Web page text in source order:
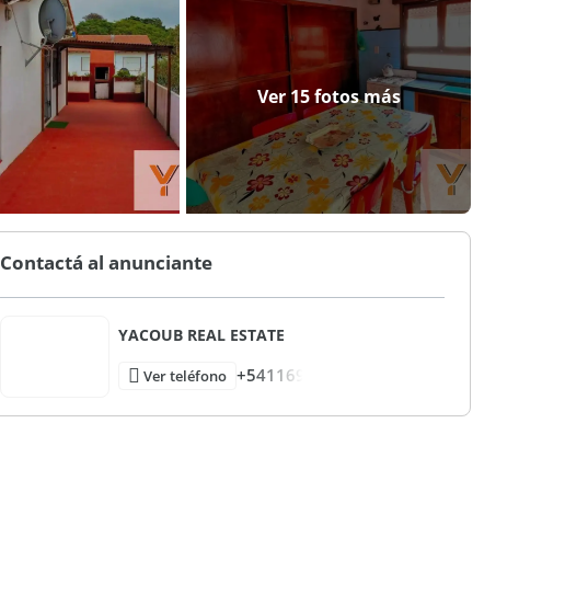
Ver 15 fotos más
Contactá al anunciante
YACOUB REAL ESTATE
Ver teléfono +541169